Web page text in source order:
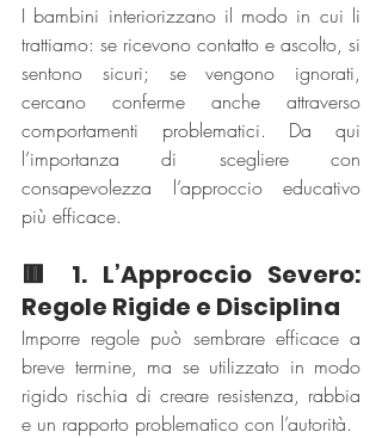
I bambini interiorizzano il modo in cui li
trattiamo: se ricevono contatto e ascolto, si
sentono sicuri; se vengono ignorati,
cercano conferme anche attraverso
comportamenti problematici. Da qui
l’importanza di scegliere con
consapevolezza l’approccio educativo
più efficace.
🟥 1. L’Approccio Severo:
Regole Rigide e Disciplina
Imporre regole può sembrare efficace a
breve termine, ma se utilizzato in modo
rigido rischia di creare resistenza, rabbia
e un rapporto problematico con l’autorità.